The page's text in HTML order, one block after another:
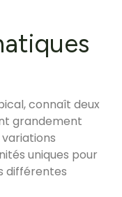
connaît deux
grandement
variations
uniques pour
différentes